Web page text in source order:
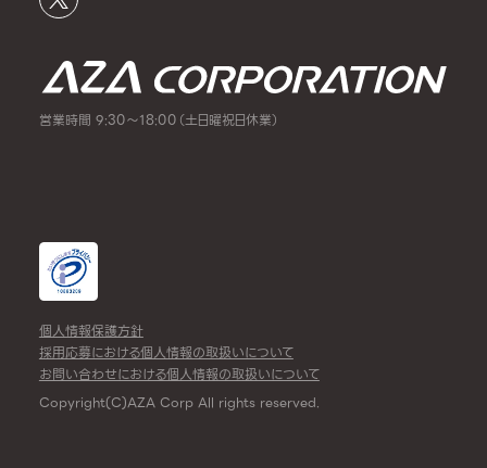
営業時間 9:30～18:00（土日曜祝日休業）
個人情報保護方針
採用応募における個人情報の取扱いについて
お問い合わせにおける個人情報の取扱いについて
Copyright(C)AZA Corp All rights reserved.